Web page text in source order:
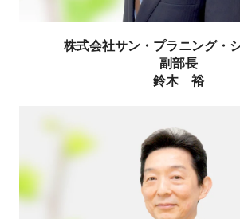
株式会社サン・プラニング・
副部長
鈴木 裕